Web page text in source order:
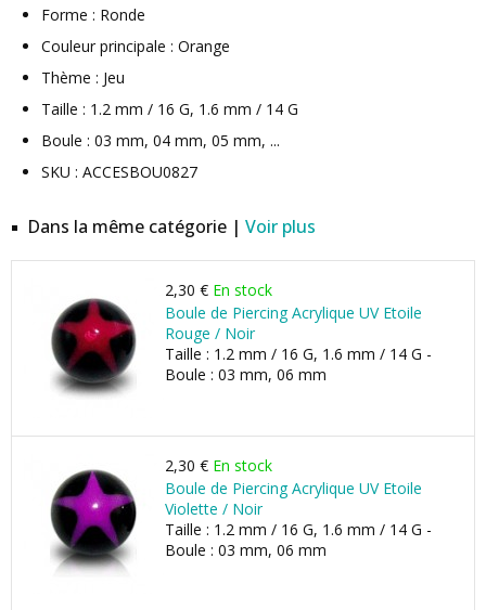
Forme : Ronde
Couleur principale : Orange
Thème : Jeu
Taille : 1.2 mm / 16 G, 1.6 mm / 14 G
Boule : 03 mm, 04 mm, 05 mm, ...
SKU : ACCESBOU0827
Dans la même catégorie | Voir plus
2,30 € En stock
Boule de Piercing Acrylique UV Etoile
Rouge / Noir
Taille : 1.2 mm / 16 G, 1.6 mm / 14 G -
Boule : 03 mm, 06 mm
2,30 € En stock
Boule de Piercing Acrylique UV Etoile
Violette / Noir
Taille : 1.2 mm / 16 G, 1.6 mm / 14 G -
Boule : 03 mm, 06 mm